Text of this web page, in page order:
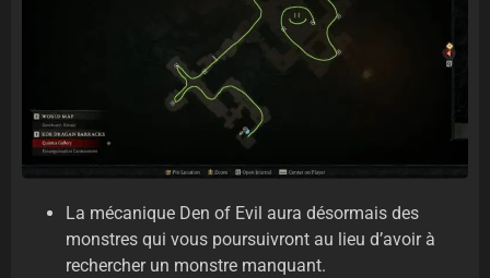
La mécanique Den of Evil aura désormais des
monstres qui vous poursuivront au lieu d’avoir à
rechercher un monstre manquant.